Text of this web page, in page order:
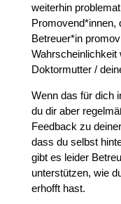
weiterhin
Promovend*innen,
Betreuer*in
Wahrscheinlichkeit
Doktormutter /
Wenn das für dich
du dir aber
Feedback zu
dass du selbst
gibt es leider
unterstützen, wie
erhofft hast.